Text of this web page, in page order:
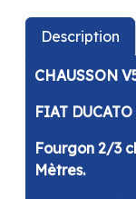
Description
CHAUSSON
FIAT
Fourgon 2/3
Mètres.